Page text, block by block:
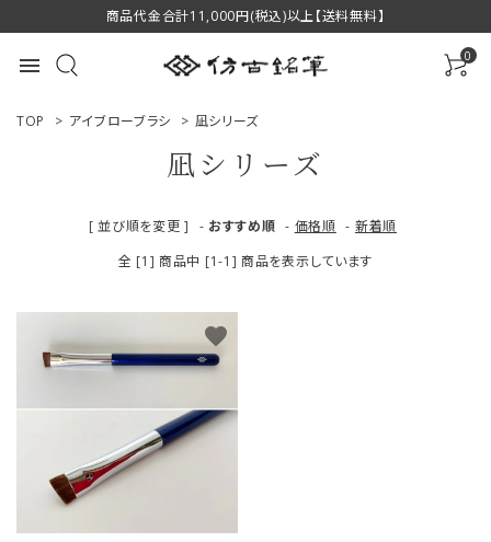
商品代金合計11,000円(税込)以上【送料無料】
menu 0
ACCOUNT MENU
商品一覧
用途で選ぶ
私たちについて
TOP > アイブローブラシ > 凪シリーズ
凪シリーズ
[ 並び順を変更 ] - おすすめ順 - 価格順 - 新着順
全 [1] 商品中 [1-1] 商品を表示しています
favorite